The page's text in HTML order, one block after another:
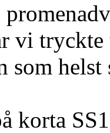
vi
som helst
korta